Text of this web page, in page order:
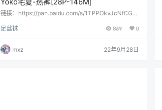
链接：https://pan.baidu.com/s/1TPPOkvJcNfCGHi
足丝袜
869 0
mxz 22年9月28日